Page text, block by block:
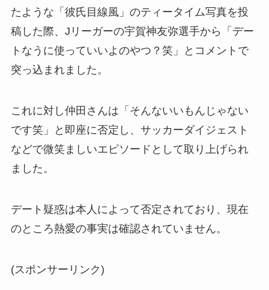
たような「彼氏目線風」のティータイム写真を投
稿した際、Jリーガーの宇賀神友弥選手から「デー
トなうに使っていいよのやつ？笑」とコメントで
突っ込まれました。
これに対し仲田さんは「そんないいもんじゃない
です笑」と即座に否定し、サッカーダイジェスト
などで微笑ましいエピソードとして取り上げられ
ました。
デート疑惑は本人によって否定されており、現在
のところ熱愛の事実は確認されていません。
(スポンサーリンク)